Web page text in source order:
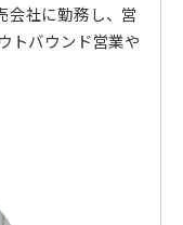
会社に勤務し、営
トバウンド営業や